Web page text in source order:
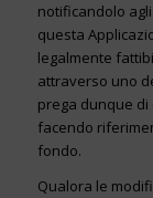
notificandolo
questa
legalmente
attraverso uno
prega dunque
facendo
fondo.
Qualora le